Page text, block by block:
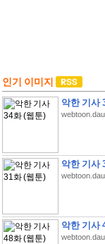
인기 이미지
악한 기사
악한 기사
악한 기사